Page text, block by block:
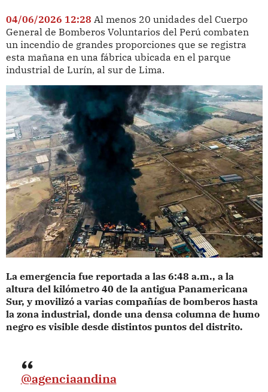
04/06/2026 12:28 Al menos 20 unidades del Cuerpo
General de Bomberos Voluntarios del Perú combaten
un incendio de grandes proporciones que se registra
esta mañana en una fábrica ubicada en el parque
industrial de Lurín, al sur de Lima.
La emergencia fue reportada a las 6:48 a.m., a la
altura del kilómetro 40 de la antigua Panamericana
Sur, y movilizó a varias compañías de bomberos hasta
la zona industrial, donde una densa columna de humo
negro es visible desde distintos puntos del distrito.
@agenciaandina